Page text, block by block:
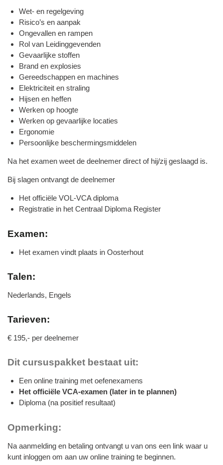
Wet- en regelgeving
Risico’s en aanpak
Ongevallen en rampen
Rol van Leidinggevenden
Gevaarlijke stoffen
Brand en explosies
Gereedschappen en machines
Elektriciteit en straling
Hijsen en heffen
Werken op hoogte
Werken op gevaarlijke locaties
Ergonomie
Persoonlijke beschermingsmiddelen
Na het examen weet de deelnemer direct of hij/zij geslaagd is.
Bij slagen ontvangt de deelnemer
Het officiële VOL-VCA diploma
Registratie in het Centraal Diploma Register
Examen:
Het examen vindt plaats in Oosterhout
Talen:
Nederlands, Engels
Tarieven:
€ 195,- per deelnemer
Dit cursuspakket bestaat uit:
Een online training met oefenexamens
Het officiële VCA-examen (later in te plannen)
Diploma (na positief resultaat)
Opmerking:
Na aanmelding en betaling ontvangt u van ons een link waar u
kunt inloggen om aan uw online training te beginnen.